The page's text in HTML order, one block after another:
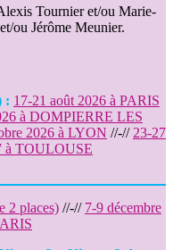
Tournier et/ou Marie-
ou Jérôme Meunier.
: 17-21 août 2026 à PARIS
à DOMPIERRE LES
2026 à LYON //-// 23-27
à TOULOUSE
2 places) //-// 7-9 décembre